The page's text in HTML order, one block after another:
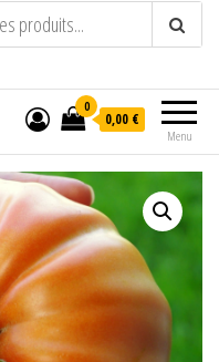
Semence paysanne naturelle
Menu
0
0,00 €